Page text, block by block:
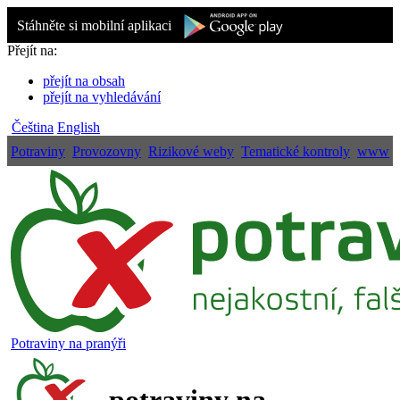
Stáhněte si mobilní aplikaci
Přejít na:
přejít na obsah
přejít na vyhledávání
Čeština English
Potraviny Provozovny Rizikové weby Tematické kontroly www
Potraviny na pranýři